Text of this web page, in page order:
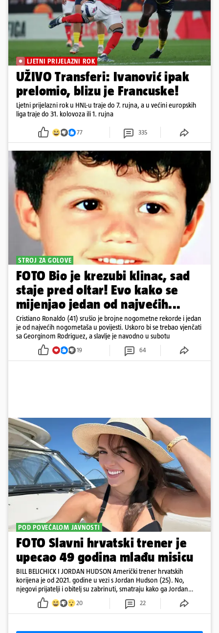
LJETNI PRIJELAZNI ROK
UŽIVO Transferi: Ivanović ipak
prelomio, blizu je Francuske!
Ljetni prijelazni rok u HNL-u traje do 7. rujna, a u većini europskih
liga traje do 31. kolovoza ili 1. rujna
77 335
STROJ ZA GOLOVE
FOTO Bio je krezubi klinac, sad
staje pred oltar! Evo kako se
mijenjao jedan od najvećih...
Cristiano Ronaldo (41) srušio je brojne nogometne rekorde i jedan
je od najvećih nogometaša u povijesti. Uskoro bi se trebao vjenčati
sa Georginom Rodriguez, a slavlje je navodno u subotu
19 64
POD POVEĆALOM JAVNOSTI
FOTO Slavni hrvatski trener je
upecao 49 godina mlađu misicu
BILL BELICHICK I JORDAN HUDSON Američki trener hrvatskih
korijena je od 2021. godine u vezi s Jordan Hudson (25). No,
njegovi prijatelji i obitelj su zabrinuti, smatraju kako ga Jordan
kontrolira
20 22